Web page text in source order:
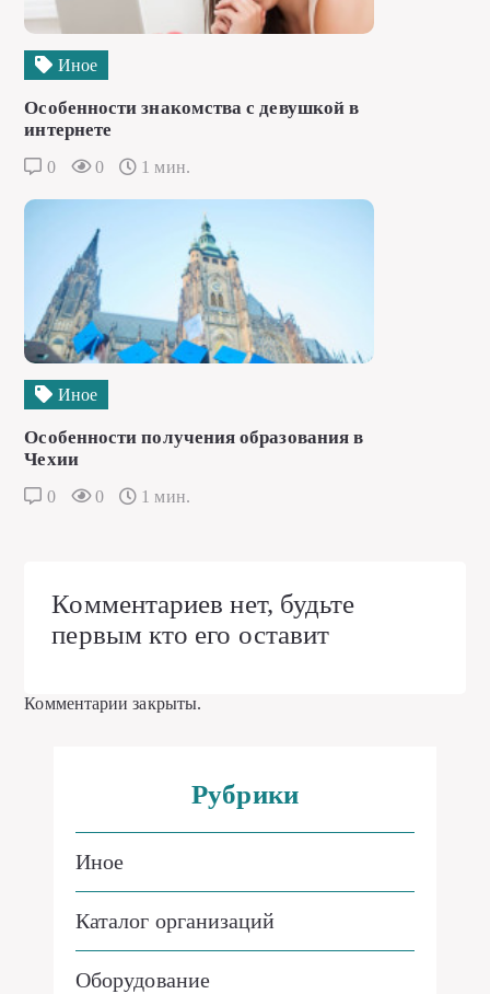
Иное
Особенности знакомства с девушкой в
интернете
0 0 1 мин.
Иное
Особенности получения образования в
Чехии
0 0 1 мин.
Комментариев нет, будьте
первым кто его оставит
Комментарии закрыты.
Рубрики
Иное
Каталог организаций
Оборудование